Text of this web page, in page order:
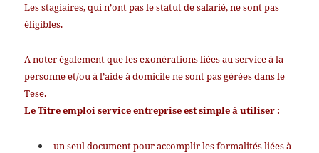
Les stagiaires, qui n’ont pas le statut de salarié, ne sont pas
éligibles.
A noter également que les exonérations liées au service à la
personne et/ou à l’aide à domicile ne sont pas gérées dans le
Tese.
Le Titre emploi service entreprise est simple à utiliser :
un seul document pour accomplir les formalités liées à